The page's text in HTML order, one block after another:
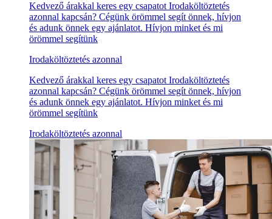
Kedvező árakkal keres egy csapatot Irodaköltöztetés
azonnal kapcsán? Cégünk örömmel segít önnek, hívjon
és adunk önnek egy ajánlatot. Hívjon minket és mi
örömmel segítünk
Irodaköltöztetés azonnal
Kedvező árakkal keres egy csapatot Irodaköltöztetés
azonnal kapcsán? Cégünk örömmel segít önnek, hívjon
és adunk önnek egy ajánlatot. Hívjon minket és mi
örömmel segítünk
Irodaköltöztetés azonnal